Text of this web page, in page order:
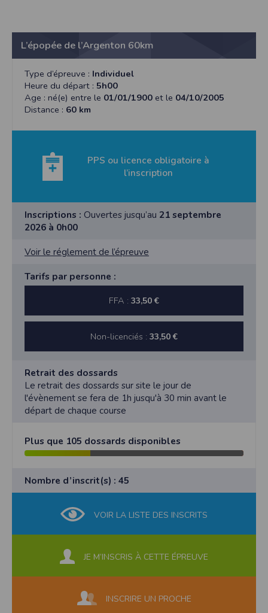
L’épopée de l’Argenton 60km
Type d’épreuve : Individuel
Heure du départ : 5h00
Age : né(e) entre le 01/01/1900 et le 04/10/2005
Distance : 60 km
PPS ou licence obligatoire à
l’inscription
Inscriptions : Ouvertes jusqu’au 21 septembre
2026 à 0h00
Voir le réglement de l’épreuve
Tarifs par personne :
FFA : 33,50 €
Non-licenciés : 33,50 €
Retrait des dossards
Le retrait des dossards sur site le jour de
l'évènement se fera de 1h jusqu'à 30 min avant le
départ de chaque course
Plus que 105 dossards disponibles
Nombre d’inscrit(s) : 45
VOIR LA LISTE DES INSCRITS
JE M’INSCRIS À CETTE ÉPREUVE
INSCRIRE UN PROCHE